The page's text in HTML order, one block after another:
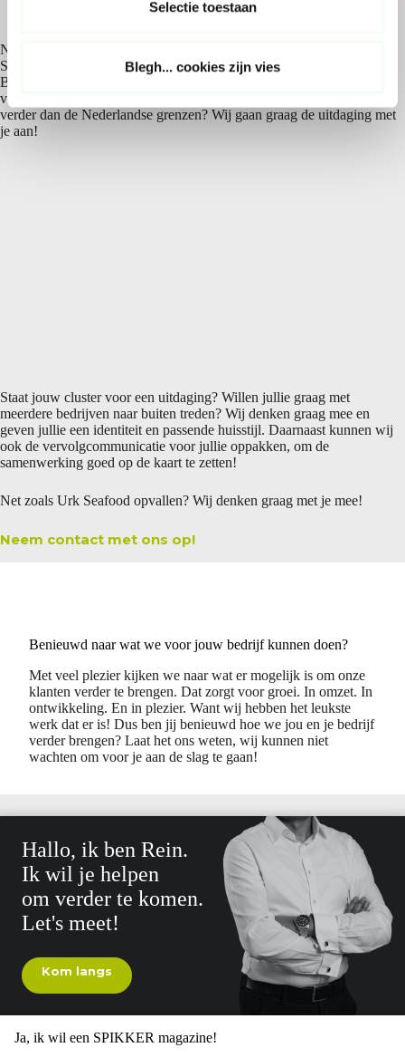
e
Selectie toestaan
Blegh... cookies zijn vies
Niet alleen in Nederland maken wij de mooiste beelden. Zo is
SPIKKER ook naar Barcelona gevlogen voor de Seafood Expo
Barcelona. Daar zijn toffe video’s gemaakt voor verschillende
visbedrijven en voor Urk Seafood. Dus heb jij een idee, maar is het
verder dan de Nederlandse grenzen? Wij gaan graag de uitdaging met
je aan!
Staat jouw cluster voor een uitdaging? Willen jullie graag met
meerdere bedrijven naar buiten treden? Wij denken graag mee en
geven jullie een identiteit en passende huisstijl. Daarnaast kunnen wij
ook de vervolgcommunicatie voor jullie oppakken, om de
samenwerking goed op de kaart te zetten!
Net zoals Urk Seafood opvallen? Wij denken graag met je mee!
Neem contact met ons op!
Benieuwd naar wat we voor jouw bedrijf kunnen doen?
Met veel plezier kijken we naar wat er mogelijk is om onze
klanten verder te brengen. Dat zorgt voor groei. In omzet. In
ontwikkeling. En in plezier. Want wij hebben het leukste
werk dat er is! Dus ben jij benieuwd hoe we jou en je bedrijf
verder brengen? Laat het ons weten, wij kunnen niet
wachten om voor je aan de slag te gaan!
Hallo, ik ben Rein.
Ik wil je helpen
om verder te komen.
Let's meet!
Kom langs
Ja, ik wil een SPIKKER magazine!